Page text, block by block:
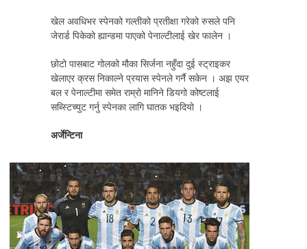
खेल अवधिभर स्पेनको गल्तीको प्रतीक्षा गरेको रुसले पनि
जेरार्ड पिकेको ह्यान्डमा पाएको पेनाल्टीलाई खेर फालेन ।
छोटो पासबाट गोलको मौका सिर्जना नहुँदा दुई स्ट्राइकर
खेलाएर क्रस निकाल्ने प्रयास स्पेनले गर्नै सकेन । अझ एयर
बल र पेनाल्टीमा समेत राम्रो मानिने डियगो कोष्टलाई
सब्स्टिच्युट गर्नु स्पेनका लागि घातक भइदियो ।
अर्जेन्टिना